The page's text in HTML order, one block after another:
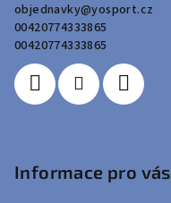
objednavky@yosport.cz
00420774333865
00420774333865
Informace pro vás